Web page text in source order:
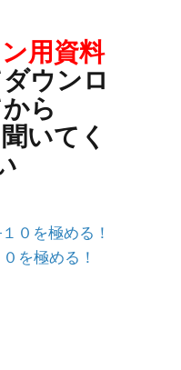
用資料
ウンロ
ら
いてく
を極める！